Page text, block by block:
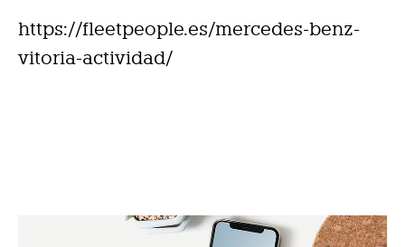
https://fleetpeople.es/mercedes-benz-
vitoria-actividad/